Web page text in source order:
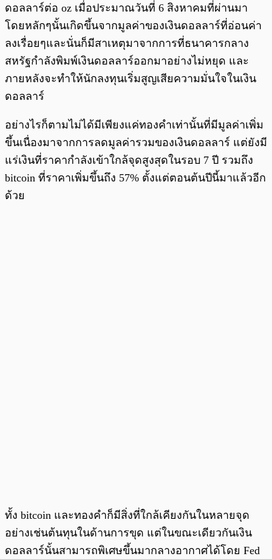
ดอลลาร์ต่อ oz เมื่อประมาณวันที่ 6 สิงหาคมที่ผ่านมา
โดยหลักๆนั้นเกิดขึ้นจากมูลค่าของเงินดอลลาร์ที่อ่อนค่า
ลงเรื่อยๆและนั่นก็มีสาเหตุมาจากการที่ธนาคารกลาง
สหรัฐกำลังพิมพ์เงินดอลลาร์ออกมาอย่างไม่หยุด และ
ภายหลังจะทำให้นักลงทุนเริ่มสูญเสียความมั่นใจในเงิน
ดอลลาร์
อย่างไรก็ตามไม่ได้มีเพียงแค่ทองคำเท่านั้นที่มีมูลค่าเพิ่ม
ขึ้นเนื่องมาจากการลดมูลค่ารวมของเงินดอลลาร์ แต่ยังมี
แร่เงินที่ราคากำลังเข้าใกล้จุดสูงสุดในรอบ 7 ปี รวมถึง
bitcoin ที่ราคาเพิ่มขึ้นถึง 57% ตั้งแต่ตอนต้นปีนี้มาแล้วอีก
ด้วย
ทั้ง bitcoin และทองคำก็มีสิ่งที่ใกล้เคียงกันในหลายจุด
อย่างเช่นต้นทุนในด้านการขุด แต่ในขณะเดียวกันเงิน
ดอลลาร์นั้นสามารถพิเศษขึ้นมากลางอากาศได้โดย Fed